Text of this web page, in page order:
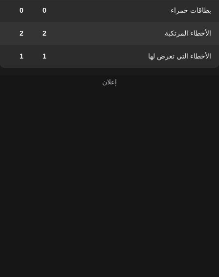
بطاقات حمراء 0
0
الأخطاء المرتكبة 2
2
الأخطاء التي تعرض لها 1
1